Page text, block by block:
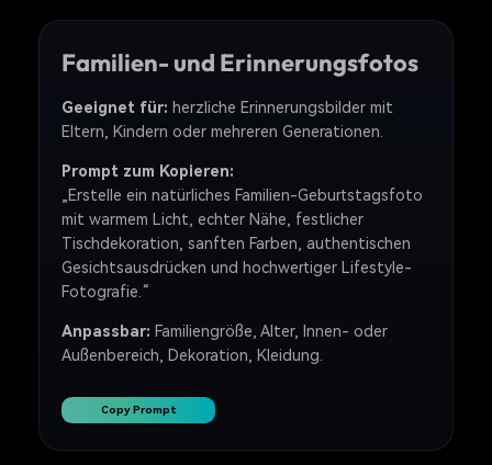
Familien- und Erinnerungsfotos
Geeignet für: herzliche Erinnerungsbilder mit
Eltern, Kindern oder mehreren Generationen.
Prompt zum Kopieren:
„Erstelle ein natürliches Familien-Geburtstagsfoto
mit warmem Licht, echter Nähe, festlicher
Tischdekoration, sanften Farben, authentischen
Gesichtsausdrücken und hochwertiger Lifestyle-
Fotografie.“
Anpassbar: Familiengröße, Alter, Innen- oder
Außenbereich, Dekoration, Kleidung.
Copy Prompt